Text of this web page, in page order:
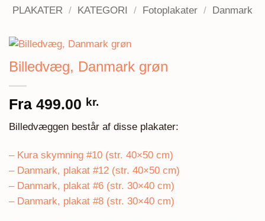
PLAKATER / KATEGORI / Fotoplakater / Danmark
Billedvæg, Danmark grøn
Fra 499.00 kr.
Billedvæggen består af disse plakater:
– Kura skymning #10 (str. 40×50 cm)
– Danmark, plakat #12 (str. 40×50 cm)
– Danmark, plakat #6 (str. 30×40 cm)
– Danmark, plakat #8 (str. 30×40 cm)